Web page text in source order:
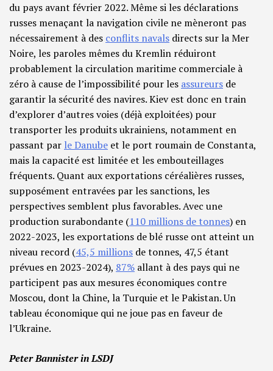
du pays avant février 2022. Même si les déclarations
russes menaçant la navigation civile ne mèneront pas
nécessairement à des conflits navals directs sur la Mer
Noire, les paroles mêmes du Kremlin réduiront
probablement la circulation maritime commerciale à
zéro à cause de l’impossibilité pour les assureurs de
garantir la sécurité des navires. Kiev est donc en train
d’explorer d’autres voies (déjà exploitées) pour
transporter les produits ukrainiens, notamment en
passant par le Danube et le port roumain de Constanta,
mais la capacité est limitée et les embouteillages
fréquents. Quant aux exportations céréalières russes,
supposément entravées par les sanctions, les
perspectives semblent plus favorables. Avec une
production surabondante (110 millions de tonnes) en
2022-2023, les exportations de blé russe ont atteint un
niveau record (45,5 millions de tonnes, 47,5 étant
prévues en 2023-2024), 87% allant à des pays qui ne
participent pas aux mesures économiques contre
Moscou, dont la Chine, la Turquie et le Pakistan. Un
tableau économique qui ne joue pas en faveur de
l’Ukraine.
Peter Bannister in LSDJ